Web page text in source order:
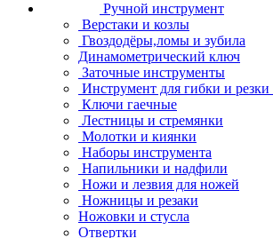
Ручной инструмент
Верстаки и козлы
Гвоздодёры,ломы и зубила
Динамометрический ключ
Заточные инструменты
Инструмент для гибки и резки
Ключи гаечные
Лестницы и стремянки
Молотки и киянки
Наборы инструмента
Напильники и надфили
Ножи и лезвия для ножей
Ножницы и резаки
Ножовки и стусла
Отвертки